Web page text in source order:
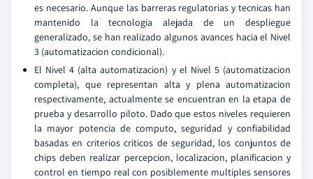
es necesario. Aunque las barreras regulatorias y tecnicas han
mantenido la tecnologia alejada de un despliegue
generalizado, se han realizado algunos avances hacia el Nivel
3 (automatizacion condicional).
El Nivel 4 (alta automatizacion) y el Nivel 5 (automatizacion
completa), que representan alta y plena automatizacion
respectivamente, actualmente se encuentran en la etapa de
prueba y desarrollo piloto. Dado que estos niveles requieren
la mayor potencia de computo, seguridad y confiabilidad
basadas en criterios criticos de seguridad, los conjuntos de
chips deben realizar percepcion, localizacion, planificacion y
control en tiempo real con posiblemente multiples sensores